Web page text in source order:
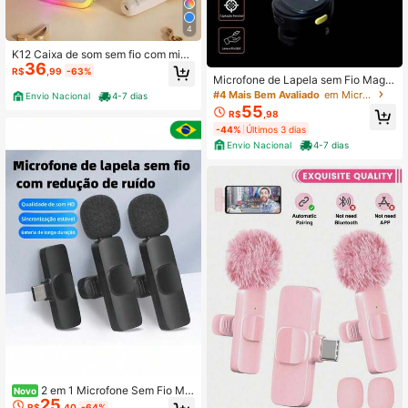
4
K12 Caixa de som sem fio com micr
ofone Karaokê, Mini Alto-falante Bl
uetooth portátil de Karaoke com 1/2
Microfone
R$36 ,99 -63%
Envio Nacional 4-7 dias
Novo 2 em 1 Microfone Sem Fio Min
i Lapela, Plug & Play, Compatível c
Microfone de Lapela sem Fio Magn
etico Redondo
#4 Mais Bem Avaliado em Microfone
R$55 ,98
-44% Últimos 3 dias
Envio Nacional
4-7 dias